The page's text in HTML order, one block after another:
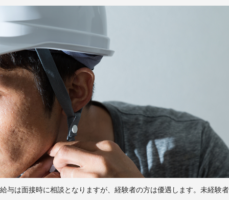
給与は面接時に相談となりますが、経験者の方は優遇します。未経験者